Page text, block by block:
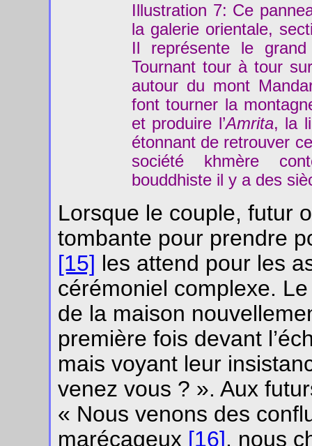
Illustration 7: Ce
la galerie orientale,
Il représente le
Tournant tour à tour
autour du mont
font tourner la
et produire l’Amrita, la
étonnant de retrouver
société khmère
bouddhiste il y a des
Lorsque le couple, futur
tombante pour prendre
[15] les attend pour les
cérémoniel complexe.
de la maison
première fois devant
mais voyant leur
venez vous ? ». Aux
« Nous venons des
marécageux [16], nous